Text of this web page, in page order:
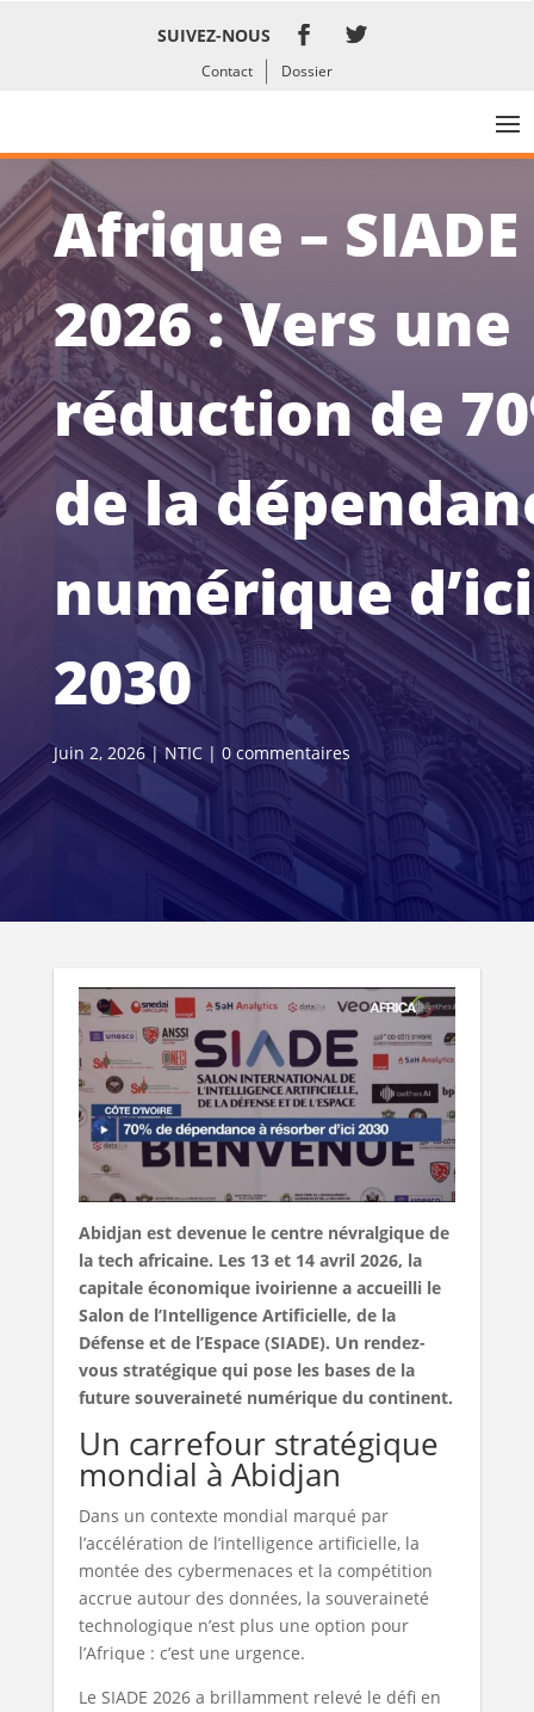
SUIVEZ-NOUS
Contact Dossier
Afrique – SIADE
2026 : Vers une
réduction de
de la
numérique d’ici
2030
Juin 2, 2026| NTIC| 0 commentaires
Abidjan est devenue le centre névralgique de
la tech africaine. Les 13 et 14 avril 2026, la
capitale économique ivoirienne a accueilli le
Salon de l’Intelligence Artificielle, de la
Défense et de l’Espace (SIADE). Un rendez-
vous stratégique qui pose les bases de la
future souveraineté numérique du continent.
Un carrefour stratégique
mondial à Abidjan
Dans un contexte mondial marqué par
l’accélération de l’intelligence artificielle, la
montée des cybermenaces et la compétition
accrue autour des données, la souveraineté
technologique n’est plus une option pour
l’Afrique : c’est une urgence.
Le SIADE 2026 a brillamment relevé le défi en